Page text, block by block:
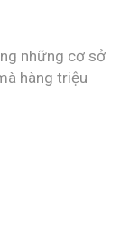
những cơ sở
hàng triệu